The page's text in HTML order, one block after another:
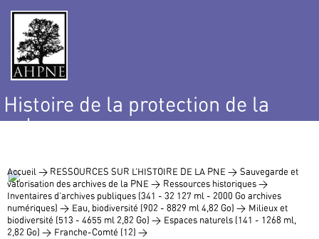
Histoire de la protection de la
nature
Accueil > RESSOURCES SUR L’HISTOIRE DE LA PNE > Sauvegarde et
valorisation des archives de la PNE > Ressources historiques >
Inventaires d’archives publiques (341 - 32 127 ml - 2000 Go archives
numériques) > Eau, biodiversité (902 - 8829 ml 4,82 Go) > Milieux et
biodiversité (513 - 4655 ml 2,82 Go) > Espaces naturels (141 - 1268 ml,
2,82 Go) > Franche-Comté (12) >